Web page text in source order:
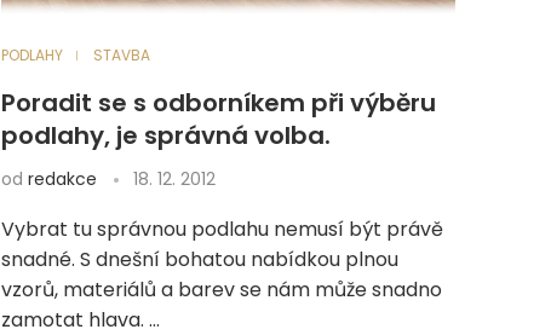
PODLAHY STAVBA
Poradit se s odborníkem při výběru
podlahy, je správná volba.
od redakce 18. 12. 2012
Vybrat tu správnou podlahu nemusí být právě
snadné. S dnešní bohatou nabídkou plnou
vzorů, materiálů a barev se nám může snadno
zamotat hlava. …